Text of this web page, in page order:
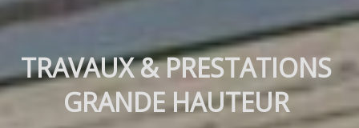
TRAVAUX & PRESTATIONS
GRANDE HAUTEUR